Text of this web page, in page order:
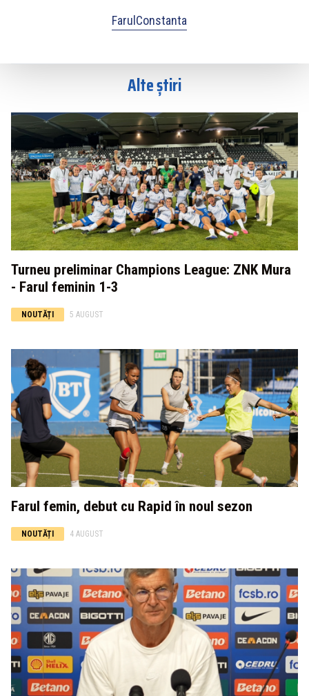
FarulConstanta
Alte știri
Turneu preliminar Champions League: ZNK Mura
- Farul feminin 1-3
NOUTĂȚI 5 AUGUST
Farul femin, debut cu Rapid în noul sezon
NOUTĂȚI 4 AUGUST